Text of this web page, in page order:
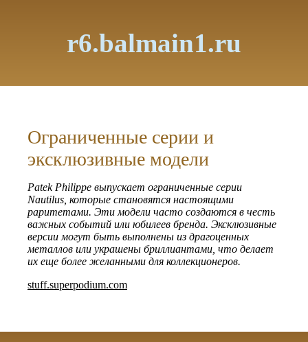
r6.balmain1.ru
Ограниченные серии и
эксклюзивные модели
Patek Philippe выпускает ограниченные серии
Nautilus, которые становятся настоящими
раритетами. Эти модели часто создаются в честь
важных событий или юбилеев бренда. Эксклюзивные
версии могут быть выполнены из драгоценных
металлов или украшены бриллиантами, что делает
их еще более желанными для коллекционеров.
stuff.superpodium.com